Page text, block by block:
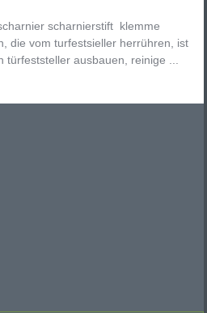
scharnierstift klemme
die vom turfestsieller herrühren, ist
ausbauen, reinige ...